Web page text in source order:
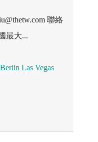
聯絡
最大...
Berlin Las Vegas